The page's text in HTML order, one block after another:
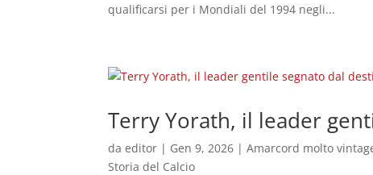
qualificarsi per i Mondiali del 1994 negli...
Terry Yorath, il leader
daeditor | Gen 9, 2026 |Amarcord molto
Storia del Calcio